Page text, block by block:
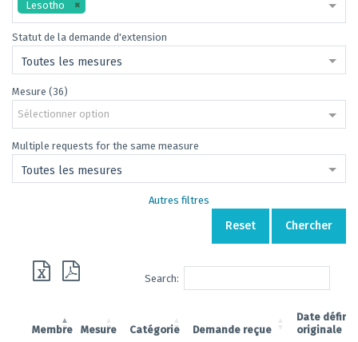
Lesotho
Statut de la demande d'extension
Toutes les mesures
Mesure (36)
Sélectionner option
Multiple requests for the same measure
Toutes les mesures
Autres filtres
Reset Chercher
Search:
Membre Mesure Catégorie Demande reçue
Date
originale